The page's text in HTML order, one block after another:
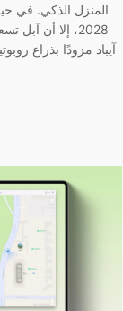
المنزل الذكي. في
2028، إلا أن
آيباد مزودًا بذراع